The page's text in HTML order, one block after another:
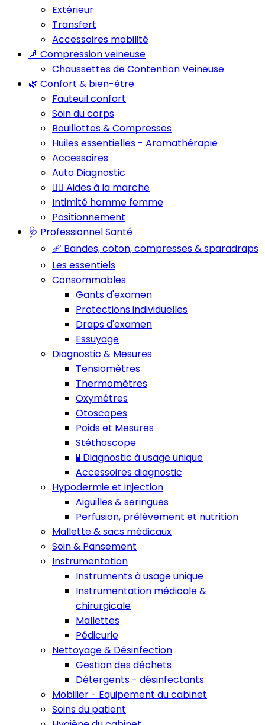
Extérieur
Transfert
Accessoires mobilité
🧦 Compression veineuse
Chaussettes de Contention Veineuse
🌿 Confort & bien-être
Fauteuil confort
Soin du corps
Bouillottes & Compresses
Huiles essentielles - Aromathérapie
Accessoires
Auto Diagnostic
🚶‍♂️ Aides à la marche
Intimité homme femme
Positionnement
🩺 Professionnel Santé
🩹 Bandes, coton, compresses & sparadraps
Les essentiels
Consommables
Gants d'examen
Protections individuelles
Draps d'examen
Essuyage
Diagnostic & Mesures
Tensiomètres
Thermomètres
Oxymétres
Otoscopes
Poids et Mesures
Stéthoscope
🧪 Diagnostic à usage unique
Accessoires diagnostic
Hypodermie et injection
Aiguilles & seringues
Perfusion, prélèvement et nutrition
Mallette & sacs médicaux
Soin & Pansement
Instrumentation
Instruments à usage unique
Instrumentation médicale &
chirurgicale
Mallettes
Pédicurie
Nettoyage & Désinfection
Gestion des déchets
Détergents - désinfectants
Mobilier - Equipement du cabinet
Soins du patient